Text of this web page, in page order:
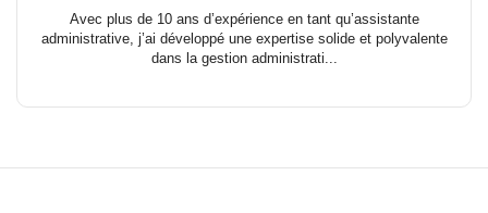
Avec plus de 10 ans d’expérience en tant qu’assistante
administrative, j’ai développé une expertise solide et polyvalente
dans la gestion administrati...